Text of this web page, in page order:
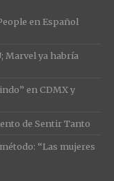
en Español
Marvel ya habría
en CDMX y
de Sentir Tanto
“Las mujeres